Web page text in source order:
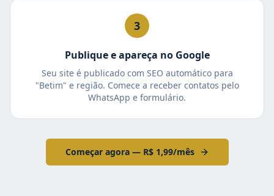
3
Publique e apareça no Google
Seu site é publicado com SEO automático para
"Betim" e região. Comece a receber contatos pelo
WhatsApp e formulário.
Começar agora — R$ 1,99/mês